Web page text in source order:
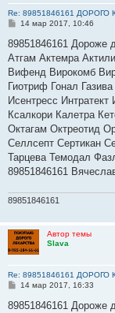
Re: 89851846161
С
о
щ
е
и
е
14 мар 2017, 10:46
89851846161 Дороже
Атгам Актемра
Вифенд Вирокомб
Гиотриф Гонал
Исентресс
Ксалкори Калетра
Октагам Октреотид
Селлсепт Сертикан
Тарцева Темодал
89851846161
89851846161
Автор темы
Slava
Re: 89851846161
С
о
14 мар 2017, 16:33
89851846161 Дороже